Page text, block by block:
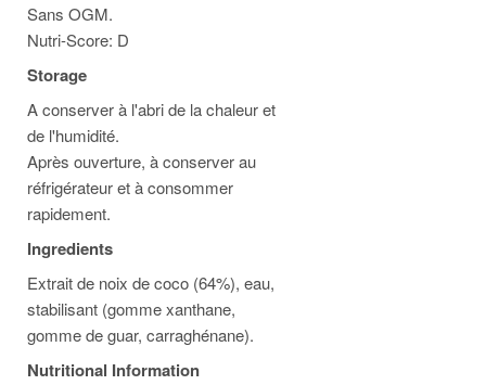
Sans OGM.
Nutri-Score: D
Storage
A conserver à l'abri de la chaleur et
de l'humidité.
Après ouverture, à conserver au
réfrigérateur et à consommer
rapidement.
Ingredients
Extrait de noix de coco (64%), eau,
stabilisant (gomme xanthane,
gomme de guar, carraghénane).
Nutritional Information